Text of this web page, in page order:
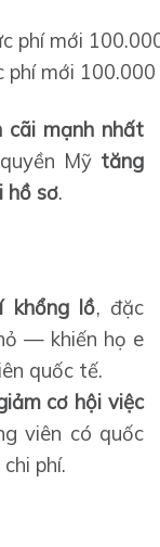
phí mới
cãi mạnh nhất
Mỹ tăng
hồ sơ.
khổng lồ, đặc
— khiến họ e
quốc tế.
cơ hội việc
viên có quốc
phí.